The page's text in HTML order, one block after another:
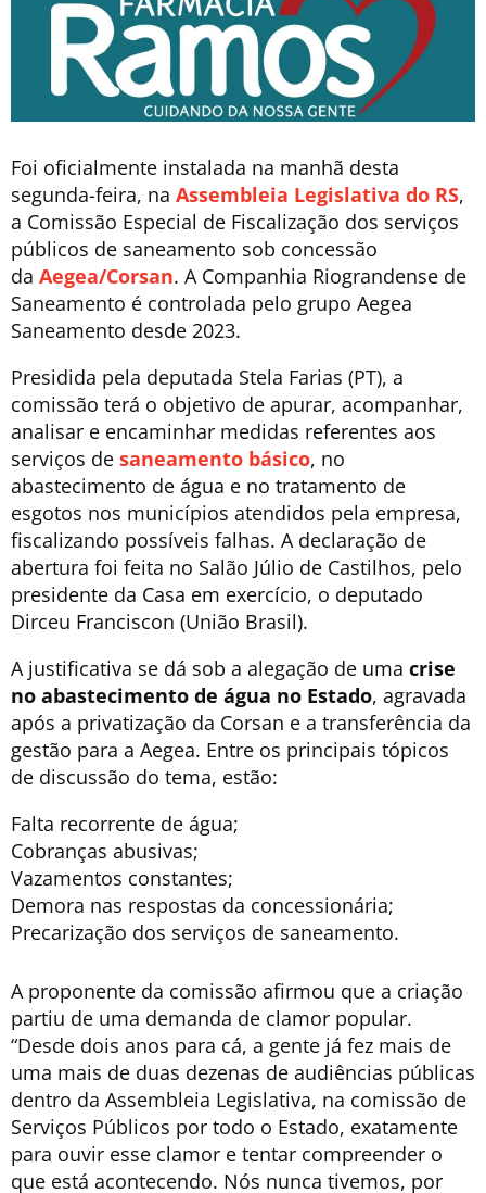
Foi oficialmente instalada na manhã desta
segunda-feira, na Assembleia Legislativa do RS,
a Comissão Especial de Fiscalização dos serviços
públicos de saneamento sob concessão
da Aegea/Corsan. A Companhia Riograndense de
Saneamento é controlada pelo grupo Aegea
Saneamento desde 2023.
Presidida pela deputada Stela Farias (PT), a
comissão terá o objetivo de apurar, acompanhar,
analisar e encaminhar medidas referentes aos
serviços de saneamento básico, no
abastecimento de água e no tratamento de
esgotos nos municípios atendidos pela empresa,
fiscalizando possíveis falhas. A declaração de
abertura foi feita no Salão Júlio de Castilhos, pelo
presidente da Casa em exercício, o deputado
Dirceu Franciscon (União Brasil).
A justificativa se dá sob a alegação de uma crise
no abastecimento de água no Estado, agravada
após a privatização da Corsan e a transferência da
gestão para a Aegea. Entre os principais tópicos
de discussão do tema, estão:
Falta recorrente de água;
Cobranças abusivas;
Vazamentos constantes;
Demora nas respostas da concessionária;
Precarização dos serviços de saneamento.
A proponente da comissão afirmou que a criação
partiu de uma demanda de clamor popular.
“Desde dois anos para cá, a gente já fez mais de
uma mais de duas dezenas de audiências públicas
dentro da Assembleia Legislativa, na comissão de
Serviços Públicos por todo o Estado, exatamente
para ouvir esse clamor e tentar compreender o
que está acontecendo. Nós nunca tivemos, por